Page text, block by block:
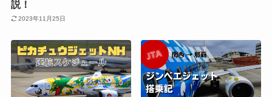
説！
2023年11月25日